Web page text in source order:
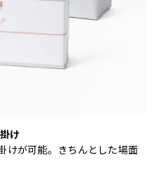
け
けが可能。きちんとした場面